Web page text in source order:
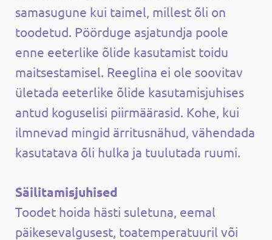
samasugune kui taimel, millest õli on
toodetud. Pöörduge asjatundja poole
enne eeterlike õlide kasutamist toidu
maitsestamisel. Reeglina ei ole soovitav
ületada eeterlike õlide kasutamisjuhises
antud koguselisi piirmäärasid. Kohe, kui
ilmnevad mingid ärritusnähud, vähendada
kasutatava õli hulka ja tuulutada ruumi.
Säilitamisjuhised
Toodet hoida hästi suletuna, eemal
päikesevalgusest, toatemperatuuril või